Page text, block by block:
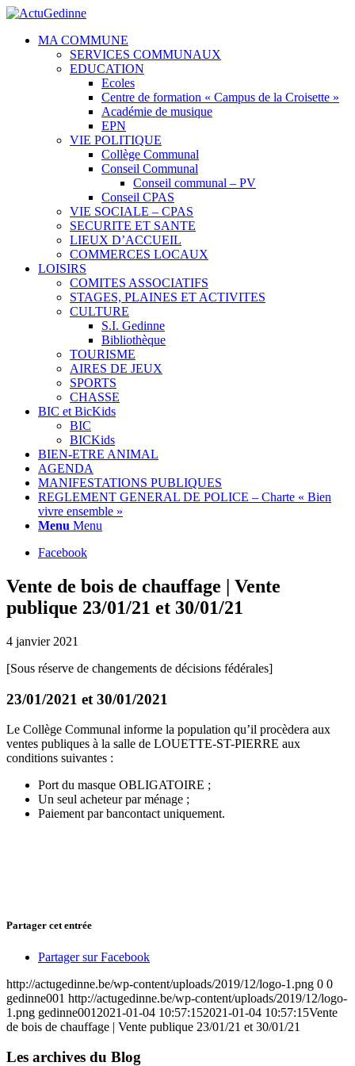
MA COMMUNE
SERVICES COMMUNAUX
EDUCATION
Ecoles
Centre de formation « Campus de la Croisette »
Académie de musique
EPN
VIE POLITIQUE
Collège Communal
Conseil Communal
Conseil communal – PV
Conseil CPAS
VIE SOCIALE – CPAS
SECURITE ET SANTE
LIEUX D’ACCUEIL
COMMERCES LOCAUX
LOISIRS
COMITES ASSOCIATIFS
STAGES, PLAINES ET ACTIVITES
CULTURE
S.I. Gedinne
Bibliothèque
TOURISME
AIRES DE JEUX
SPORTS
CHASSE
BIC et BicKids
BIC
BICKids
BIEN-ETRE ANIMAL
AGENDA
MANIFESTATIONS PUBLIQUES
REGLEMENT GENERAL DE POLICE – Charte « Bien
vivre ensemble »
Menu Menu
Facebook
Vente de bois de chauffage | Vente
publique 23/01/21 et 30/01/21
4 janvier 2021
[Sous réserve de changements de décisions fédérales]
23/01/2021 et 30/01/2021
Le Collège Communal informe la population qu’il procèdera aux
ventes publiques à la salle de LOUETTE-ST-PIERRE aux
conditions suivantes :
Port du masque OBLIGATOIRE ;
Un seul acheteur par ménage ;
Paiement par bancontact uniquement.
Partager cet entrée
Partager sur Facebook
http://actugedinne.be/wp-content/uploads/2019/12/logo-1.png 0 0
gedinne001 http://actugedinne.be/wp-content/uploads/2019/12/logo-
1.png gedinne001 2021-01-04 10:57:152021-01-04 10:57:15Vente
de bois de chauffage | Vente publique 23/01/21 et 30/01/21
Les archives du Blog